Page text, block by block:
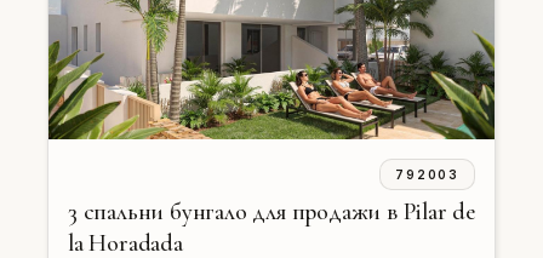
792003
3 спальни бунгало для продажи в Pilar de
la Horadada